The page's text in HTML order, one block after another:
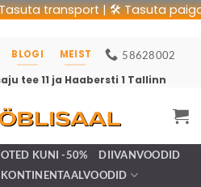
BLOGI MEIST 58628002
tee 11 ja Haabersti 1 Tallinn
KUNI -50%
DIIVANVOODID
KONTINENTAALVOODID